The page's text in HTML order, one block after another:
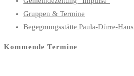
Gruppen & Termine
Begegnungsstätte Paula-Dürre-Haus
Kommende Termine